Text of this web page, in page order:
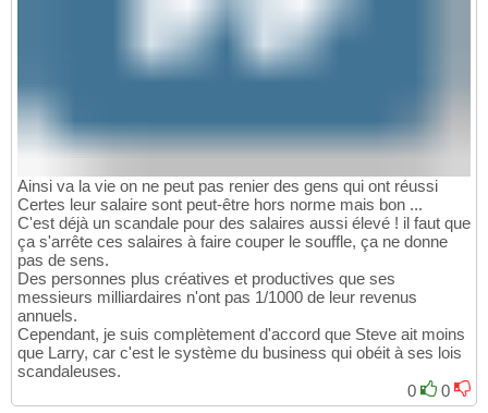
Ainsi va la vie on ne peut pas renier des gens qui ont réussi
Certes leur salaire sont peut-être hors norme mais bon ...
C'est déjà un scandale pour des salaires aussi élevé ! il faut que
ça s'arrête ces salaires à faire couper le souffle, ça ne donne
pas de sens.
Des personnes plus créatives et productives que ses
messieurs milliardaires n'ont pas 1/1000 de leur revenus
annuels.
Cependant, je suis complètement d'accord que Steve ait moins
que Larry, car c'est le système du business qui obéit à ses lois
scandaleuses.
0
0